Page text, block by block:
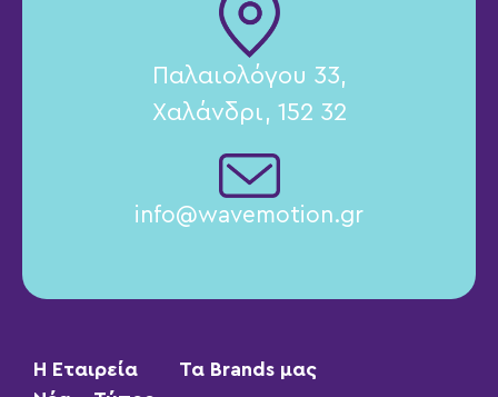
Η Εταιρεία
Τα Brands μας
Παλαιολόγου 33,
Χαλάνδρι, 152 32
info@wavemotion.gr